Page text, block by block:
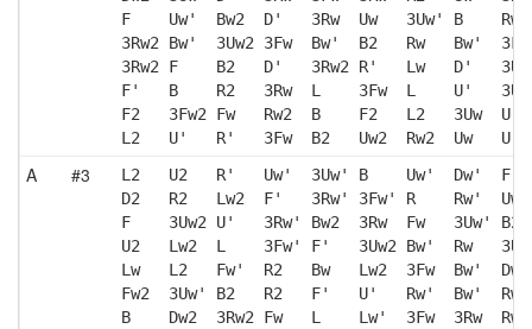
F    Uw'  Bw2  D'   3Rw  Uw   3Uw' B
3Rw2 Bw'  3Uw2 3Fw  Bw'  B2   Rw   Bw'
3Rw2 F    B2   D'   3Rw2 R'   Lw   D'
F'   B    R2   3Rw  L    3Fw  L    U'
F2   3Fw2 Fw   Rw2  B    F2   L2   3Uw  U
L2   U'   R'   3Fw  B2   Uw2  Rw2  Uw   U'
A #3
L2   U2   R'   Uw'  3Uw' B    Uw'  Dw'  F'
D2   R2   Lw2  F'   3Rw' 3Fw' R    Rw'
F    3Uw2 U'   3Rw' Bw2  3Rw  Fw   3Uw'
U2   Lw2  L    3Fw' F'   3Uw2 Bw'  Rw
Lw   L2   Fw'  R2   Bw   Lw2  3Fw  Bw'
Fw2  3Uw' B2   R2   F'   U'   Rw'  Bw'  Rw
B    Dw2  3Rw2 Fw   L    Lw'  3Fw  3Rw